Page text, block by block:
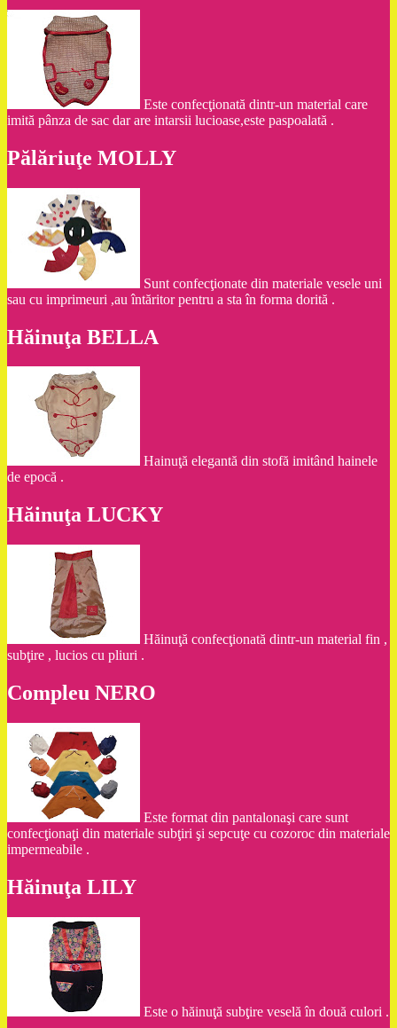
Este confecţionată dintr-un material care
imită pânza de sac dar are intarsii lucioase,este paspoalată .
Pălăriuţe MOLLY
Sunt confecţionate din materiale vesele uni
sau cu imprimeuri ,au întăritor pentru a sta în forma dorită .
Hăinuţa BELLA
Hainuţă elegantă din stofă imitând hainele
de epocă .
Hăinuţa LUCKY
Hăinuţă confecţionată dintr-un material fin ,
subţire , lucios cu pliuri .
Compleu NERO
Este format din pantalonaşi care sunt
confecţionaţi din materiale subţiri şi sepcuţe cu cozoroc din materiale
impermeabile .
Hăinuţa LILY
Este o hăinuţă subţire veselă în două culori .